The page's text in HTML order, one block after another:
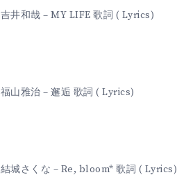
吉井和哉 – MY LIFE 歌詞 ( Lyrics)
福山雅治 – 邂逅 歌詞 ( Lyrics)
結城さくな – Re, bloom* 歌詞 ( Lyrics)